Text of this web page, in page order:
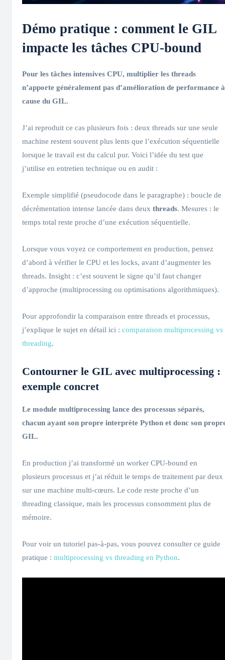
Démo pratique : comment le GIL
impacte les tâches CPU-bound
Pour les tâches intensives CPU, multiplier les threads
n’apporte généralement pas d’amélioration de performance à
cause du GIL.
J’ai reproduit ce cas plusieurs fois : deux threads sur une seule
machine restent souvent plus lents que l’exécution séquentielle
lorsque le travail est du calcul pur. Voici l’idée du test que
j’utilise en entretien technique ou en audit :
Exemple simplifié (pseudocode dans le paragraphe) : boucle de
décrémentation intense lancée dans deux threads. Mesures : le
temps total reste proche d’une exécution séquentielle.
Lorsque vous voyez ce comportement en production, pensez
d’abord à vérifier le CPU et les locks, avant d’augmenter les
threads. Insight : c’est souvent le signe qu’il faut changer
d’approche (multiprocessing ou optimisations algorithmiques).
Pour approfondir la comparaison entre threads et processus,
j’explique le sujet en détail ici : comparaison multiprocessing vs
threading.
Contourner le GIL avec multiprocessing :
exemple concret
Le module multiprocessing lance des processus séparés,
chacun ayant son propre interprète Python et donc son
GIL.
En production j’ai transformé un worker CPU-bound en
plusieurs processus et j’ai réduit le temps de traitement par deux
sur une machine multi-cœurs. Le code reste proche d’un
threading classique, mais les processus consomment plus de
mémoire.
Pour voir un tutoriel pas-à-pas, vous pouvez consulter ce guide
pratique : multiprocessing vs threading en Python.